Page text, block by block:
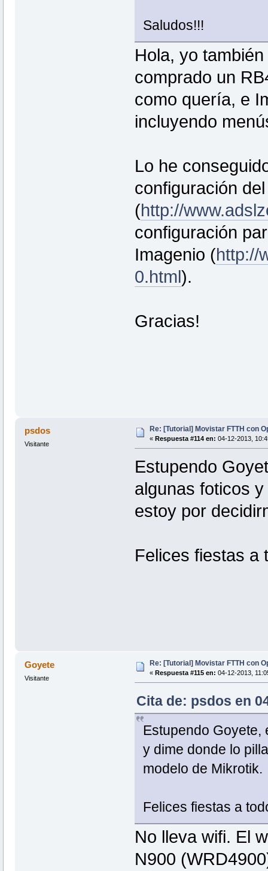
Saludos!!!
Hola, yo
comprado un
como quería, e
incluyendo
Lo he
configuración
(http://
configuración
Imagenio (http://
0.html).
Gracias!
psdos
Visitante
Re: [Tutorial] Movistar FTTH con
« Respuesta #114 en: 04-12-2013,
Estupendo
algunas foticos
estoy por
Felices fiestas a
Goyete
Visitante
Re: [Tutorial] Movistar FTTH con
« Respuesta #115 en: 04-12-2013,
Cita de: psdos en
Estupendo Goyete,
y dime donde lo
modelo de Mikrotik.
Felices fiestas a
No lleva wifi. El
N900